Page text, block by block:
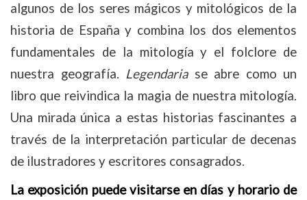
algunos de los seres mágicos y mitológicos de la
historia de España y combina los dos elementos
fundamentales de la mitología y el folclore de
nuestra geografía. Legendariase abre como un
libro que reivindica la magia de nuestra mitología.
Una mirada única a estas historias fascinantes a
través de la interpretación particular de decenas
de ilustradores y escritores consagrados.
La exposición puede visitarse en días y horario de